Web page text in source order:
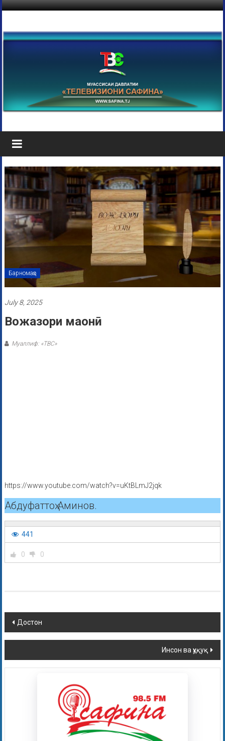
Барномаҳо
July 8, 2025
Вожазори маонӣ
Муаллиф: «ТВС»
https://www.youtube.com/watch?v=uKtBLmJ2jqk
Абдуфаттоҳ Аминов.
441
0 0
Достон
Инсон ва ҳуқуқ